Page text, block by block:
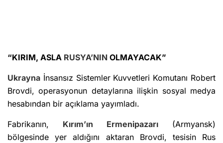
“KIRIM, ASLA RUSYA’NIN OLMAYACAK”
Ukrayna İnsansız Sistemler Kuvvetleri Komutanı Robert
Brovdi, operasyonun detaylarına ilişkin sosyal medya
hesabından bir açıklama yayımladı.
Fabrikanın, Kırım’ın Ermenipazarı (Armyansk)
bölgesinde yer aldığını aktaran Brovdi, tesisin Rus